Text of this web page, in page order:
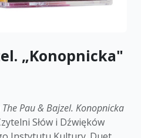
„Konopnicka"
The Pau & Bajzel. Konopnicka
Słów i Dźwięków